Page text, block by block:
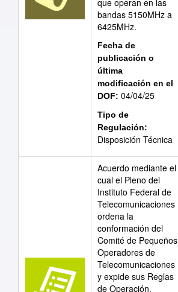
que operan en las
bandas 5150MHz a
6425MHz.
Fecha de
publicación o
última
modificación en el
DOF: 04/04/25
Tipo de
Regulación:
Disposición Técnica
Acuerdo mediante el
cual el Pleno del
Instituto Federal de
Telecomunicaciones
ordena la
conformación del
Comité de Pequeños
Operadores de
Telecomunicaciones
y expide sus Reglas
de Operación.